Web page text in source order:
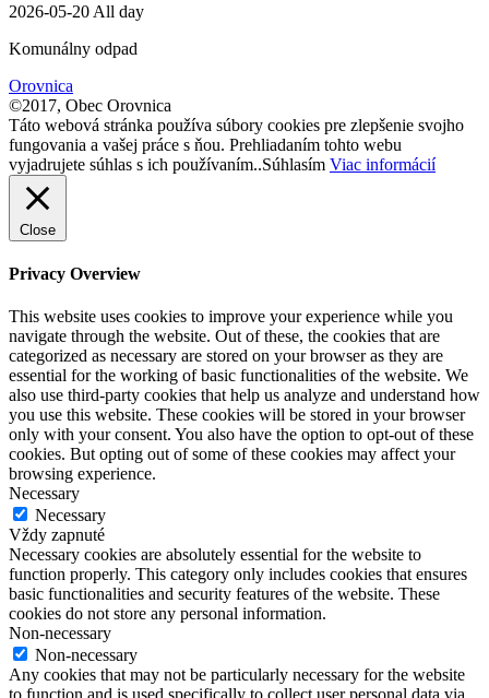
2026-05-20 All day
Komunálny odpad
Orovnica
©2017, Obec Orovnica
Táto webová stránka používa súbory cookies pre zlepšenie svojho
fungovania a vašej práce s ňou. Prehliadaním tohto webu
vyjadrujete súhlas s ich používaním..Súhlasím Viac informácií
Close
Privacy Overview
This website uses cookies to improve your experience while you
navigate through the website. Out of these, the cookies that are
categorized as necessary are stored on your browser as they are
essential for the working of basic functionalities of the website. We
also use third-party cookies that help us analyze and understand how
you use this website. These cookies will be stored in your browser
only with your consent. You also have the option to opt-out of these
cookies. But opting out of some of these cookies may affect your
browsing experience.
Necessary
Necessary
Vždy zapnuté
Necessary cookies are absolutely essential for the website to
function properly. This category only includes cookies that ensures
basic functionalities and security features of the website. These
cookies do not store any personal information.
Non-necessary
Non-necessary
Any cookies that may not be particularly necessary for the website